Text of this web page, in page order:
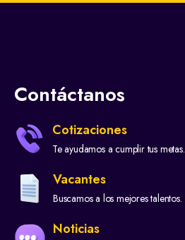
Contáctanos
Cotizaciones
Te ayudamos a cumplir tus metas.
Vacantes
Buscamos a los mejores talentos.
Noticias